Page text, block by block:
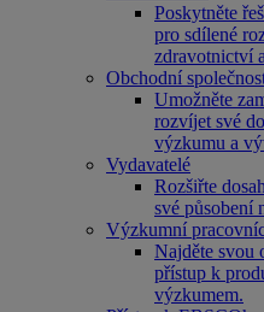
Poskytněte
pro sdílené
zdravotnictví
Obchodní
Umožněte
rozvíjet své
výzkumu a
Vydavatelé
Rozšiřte
své působení
Výzkumní
Najděte svou
přístup k
výzkumem.